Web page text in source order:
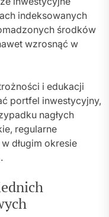
indeksowanych
środków
wzrosnąć w
i edukacji
portfel inwestycyjny,
nagłych
regularne
długim okresie